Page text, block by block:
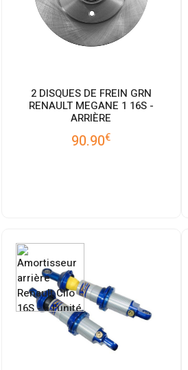
2 DISQUES DE FREIN GRN
RENAULT MEGANE 1 16S -
ARRIÈRE
90.90€